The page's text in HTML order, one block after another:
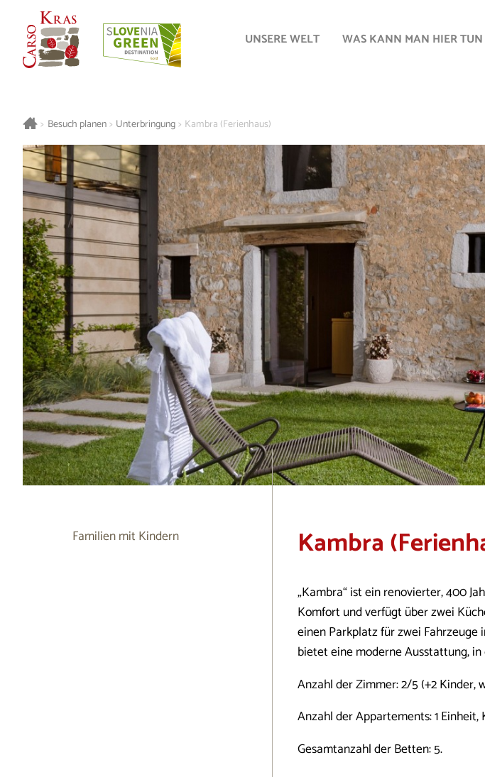
UNSERE WELT WAS KANN MAN HIER TUN
> Besuch planen > Unterbringung > Kambra (Ferienhaus)
Kambra
„Kambra“ ist ein renovierter, 400
Komfort und verfügt über zwei
einen Parkplatz für zwei Fahrzeuge
bietet eine moderne Ausstattung,
Anzahl der Zimmer: 2/5 (+2 Kinder,
Anzahl der Appartements: 1
Gesamtanzahl der Betten: 5.
Familien mit Kindern